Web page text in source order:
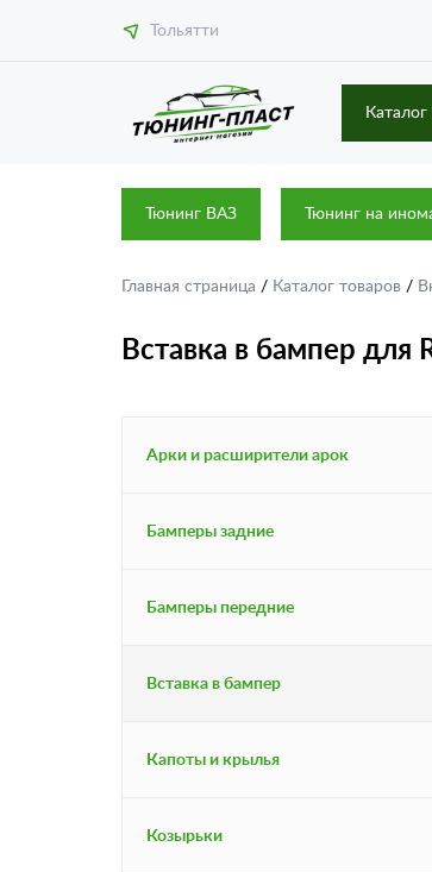
Тольятти
Тюнинг ВАЗ Тюнинг на
Главная страница / Каталог товаров /
Вставка в бампер для
Арки и расширители арок
Бамперы задние
Бамперы передние
Вставка в бампер
Капоты и крылья
Козырьки